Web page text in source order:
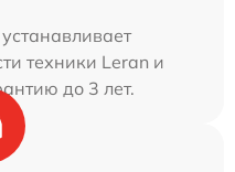
техники Leran и
до 3 лет.